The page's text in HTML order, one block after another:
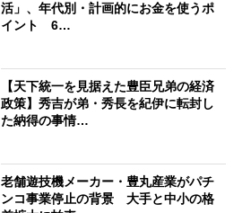
活」、年代別・計画的にお金を使うポ
イント 6…
【天下統一を見据えた豊臣兄弟の経済
政策】秀吉が弟・秀長を紀伊に転封し
た納得の事情…
老舗遊技機メーカー・豊丸産業がパチ
ンコ事業停止の背景 大手と中小の格